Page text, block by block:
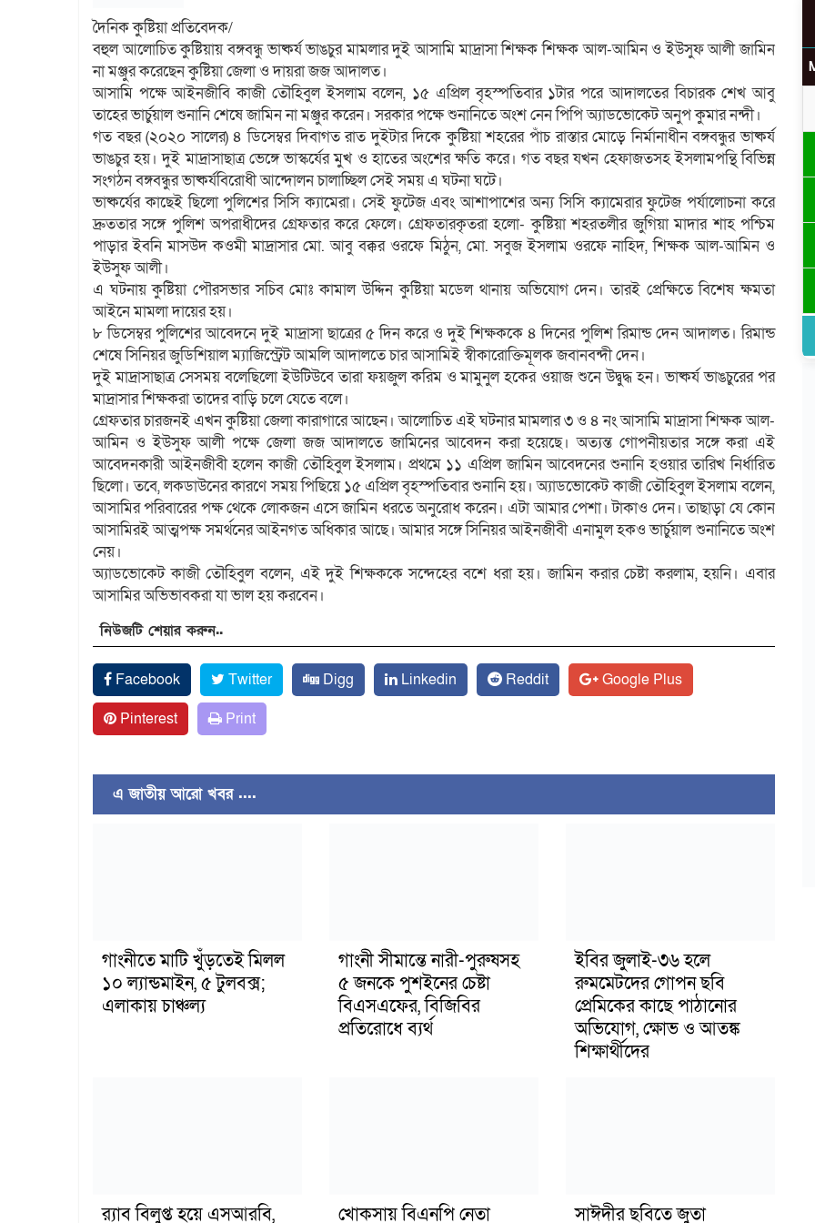
দৈনিক কুষ্টিয়া প্রতিবেদক/
বহুল আলোচিত কুষ্টিয়ায় বঙ্গবন্ধু ভাষ্কর্য ভাঙচুর মামলার দুই আসামি মাদ্রাসা শিক্ষক শিক্ষক আল-আমিন ও ইউসুফ আলী জামিন
না মঞ্জুর করেছেন কুষ্টিয়া জেলা ও দায়রা জজ আদালত।
আসামি পক্ষে আইনজীবি কাজী তৌহিবুল ইসলাম বলেন, ১৫ এপ্রিল বৃহস্পতিবার ১টার পরে আদালতের বিচারক শেখ আবু
তাহের ভার্চুয়াল শুনানি শেষে জামিন না মঞ্জুর করেন। সরকার পক্ষে শুনানিতে অংশ নেন পিপি অ্যাডভোকেট অনুপ কুমার নন্দী।
গত বছর (২০২০ সালের) ৪ ডিসেম্বর দিবাগত রাত দুইটার দিকে কুষ্টিয়া শহরের পাঁচ রাস্তার মোড়ে নির্মানাধীন বঙ্গবন্ধুর ভাষ্কর্য
ভাঙচুর হয়। দুই মাদ্রাসাছাত্র ভেঙ্গে ভাস্কর্যের মুখ ও হাতের অংশের ক্ষতি করে। গত বছর যখন হেফাজতসহ ইসলামপন্থি বিভিন্ন
সংগঠন বঙ্গবন্ধুর ভাষ্কর্যবিরোধী আন্দোলন চালাচ্ছিল সেই সময় এ ঘটনা ঘটে।
ভাষ্কর্যের কাছেই ছিলো পুলিশের সিসি ক্যামেরা। সেই ফুটেজ এবং আশাপাশের অন্য সিসি ক্যামেরার ফুটেজ পর্যালোচনা করে
দ্রুততার সঙ্গে পুলিশ অপরাধীদের গ্রেফতার করে ফেলে। গ্রেফতারকৃতরা হলো- কুষ্টিয়া শহরতলীর জুগিয়া মাদার শাহ পশ্চিম
পাড়ার ইবনি মাসউদ কওমী মাদ্রাসার মো. আবু বক্কর ওরফে মিঠুন, মো. সবুজ ইসলাম ওরফে নাহিদ, শিক্ষক আল-আমিন ও
ইউসুফ আলী।
এ ঘটনায় কুষ্টিয়া পৌরসভার সচিব মোঃ কামাল উদ্দিন কুষ্টিয়া মডেল থানায় অভিযোগ দেন। তারই প্রেক্ষিতে বিশেষ ক্ষমতা
আইনে মামলা দায়ের হয়।
৮ ডিসেম্বর পুলিশের আবেদনে দুই মাদ্রাসা ছাত্রের ৫ দিন করে ও দুই শিক্ষককে ৪ দিনের পুলিশ রিমান্ড দেন আদালত। রিমান্ড
শেষে সিনিয়র জুডিশিয়াল ম্যাজিস্ট্রেট আমলি আদালতে চার আসামিই স্বীকারোক্তিমূলক জবানবন্দী দেন।
দুই মাদ্রাসাছাত্র সেসময় বলেছিলো ইউটিউবে তারা ফয়জুল করিম ও মামুনুল হকের ওয়াজ শুনে উদ্বুদ্ধ হন। ভাষ্কর্য ভাঙচুরের পর
মাদ্রাসার শিক্ষকরা তাদের বাড়ি চলে যেতে বলে।
গ্রেফতার চারজনই এখন কুষ্টিয়া জেলা কারাগারে আছেন। আলোচিত এই ঘটনার মামলার ৩ ও ৪ নং আসামি মাদ্রাসা শিক্ষক আল-
আমিন ও ইউসুফ আলী পক্ষে জেলা জজ আদালতে জামিনের আবেদন করা হয়েছে। অত্যন্ত গোপনীয়তার সঙ্গে করা এই
আবেদনকারী আইনজীবী হলেন কাজী তৌহিবুল ইসলাম। প্রথমে ১১ এপ্রিল জামিন আবেদনের শুনানি হওয়ার তারিখ নির্ধারিত
ছিলো। তবে, লকডাউনের কারণে সময় পিছিয়ে ১৫ এপ্রিল বৃহস্পতিবার শুনানি হয়। অ্যাডভোকেট কাজী তৌহিবুল ইসলাম বলেন,
আসামির পরিবারের পক্ষ থেকে লোকজন এসে জামিন ধরতে অনুরোধ করেন। এটা আমার পেশা। টাকাও দেন। তাছাড়া যে কোন
আসামিরই আত্মপক্ষ সমর্থনের আইনগত অধিকার আছে। আমার সঙ্গে সিনিয়র আইনজীবী এনামুল হকও ভার্চুয়াল শুনানিতে অংশ
নেয়।
অ্যাডভোকেট কাজী তৌহিবুল বলেন, এই দুই শিক্ষককে সন্দেহের বশে ধরা হয়। জামিন করার চেষ্টা করলাম, হয়নি। এবার
আসামির অভিভাবকরা যা ভাল হয় করবেন।
নিউজটি শেয়ার করুন..
Facebook Twitter Digg Linkedin Reddit
Google Plus
Pinterest
Print
এ জাতীয় আরো খবর ....
গাংনীতে মাটি খুঁড়তেই মিলল
১০ ল্যান্ডমাইন, ৫ টুলবক্স;
এলাকায় চাঞ্চল্য
গাংনী সীমান্তে নারী-পুরুষসহ
৫ জনকে পুশইনের চেষ্টা
বিএসএফের, বিজিবির
প্রতিরোধে ব্যর্থ
ইবির জুলাই-৩৬ হলে
রুমমেটদের গোপন ছবি
প্রেমিকের কাছে পাঠানোর
অভিযোগ, ক্ষোভ ও আতঙ্ক
শিক্ষার্থীদের
র‍্যাব বিলুপ্ত হয়ে এসআরবি, খোকসায় বিএনপি নেতা সাঈদীর ছবিতে জুতা